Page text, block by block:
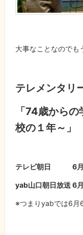
大事なことなのでも
テレメンタリ
「74歳から
校の１年～」
テレビ朝日 6月3
yab山口朝日放送 6
※つまりyabでは6月